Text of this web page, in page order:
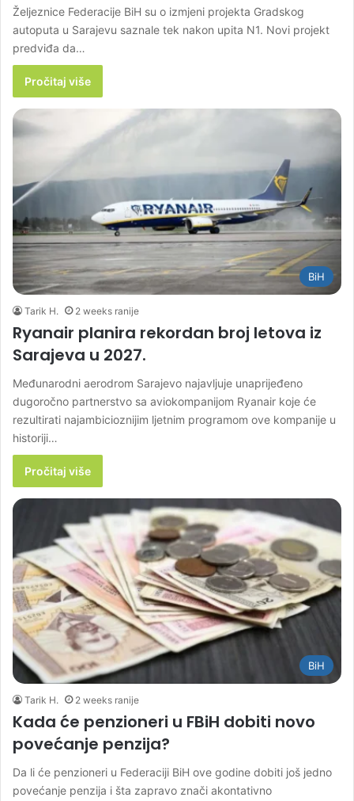
Željeznice Federacije BiH su o izmjeni projekta Gradskog
autoputa u Sarajevu saznale tek nakon upita N1. Novi projekt
predviđa da…
Pročitaj više
BiH
Tarik H. 2 weeks ranije
Ryanair planira rekordan broj letova iz
Sarajeva u 2027.
Međunarodni aerodrom Sarajevo najavljuje unaprijeđeno
dugoročno partnerstvo sa aviokompanijom Ryanair koje će
rezultirati najambicioznijim ljetnim programom ove kompanije u
historiji…
Pročitaj više
BiH
Tarik H. 2 weeks ranije
Kada će penzioneri u FBiH dobiti novo
povećanje penzija?
Da li će penzioneri u Federaciji BiH ove godine dobiti još jedno
povećanje penzija i šta zapravo znači akontativno